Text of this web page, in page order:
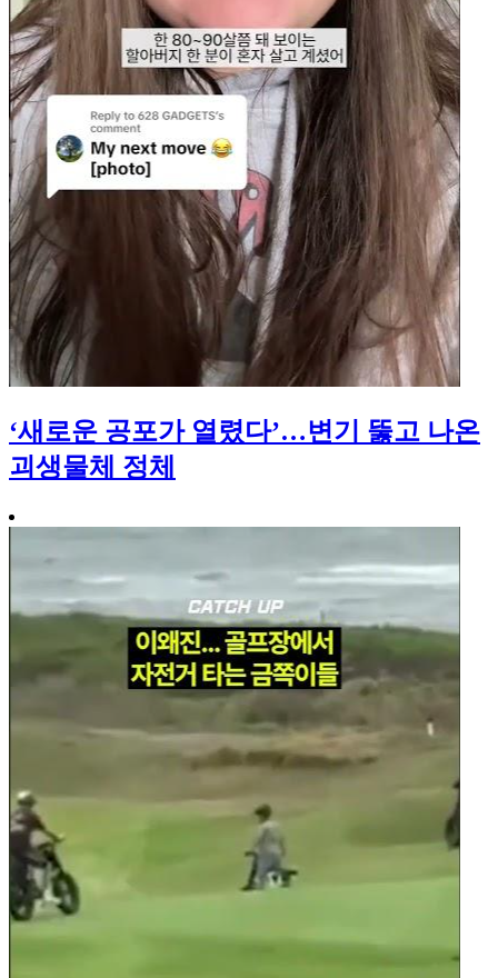
‘새로운 공포가 열렸다’…변기 뚫고 나온
괴생물체 정체